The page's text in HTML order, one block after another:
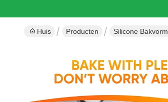
Huis Producten Silicone Bakvorm